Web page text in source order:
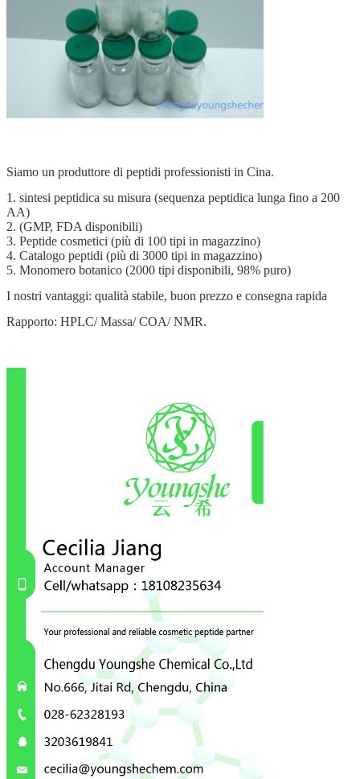
Siamo un produttore di peptidi professionisti in Cina.
1. sintesi peptidica su misura (sequenza peptidica lunga fino a 200
AA)
2. (GMP, FDA disponibili)
3. Peptide cosmetici (più di 100 tipi in magazzino)
4. Catalogo peptidi (più di 3000 tipi in magazzino)
5. Monomero botanico (2000 tipi disponibili, 98% puro)
I nostri vantaggi: qualità stabile, buon prezzo e consegna rapida
Rapporto: HPLC/ Massa/ COA/ NMR.